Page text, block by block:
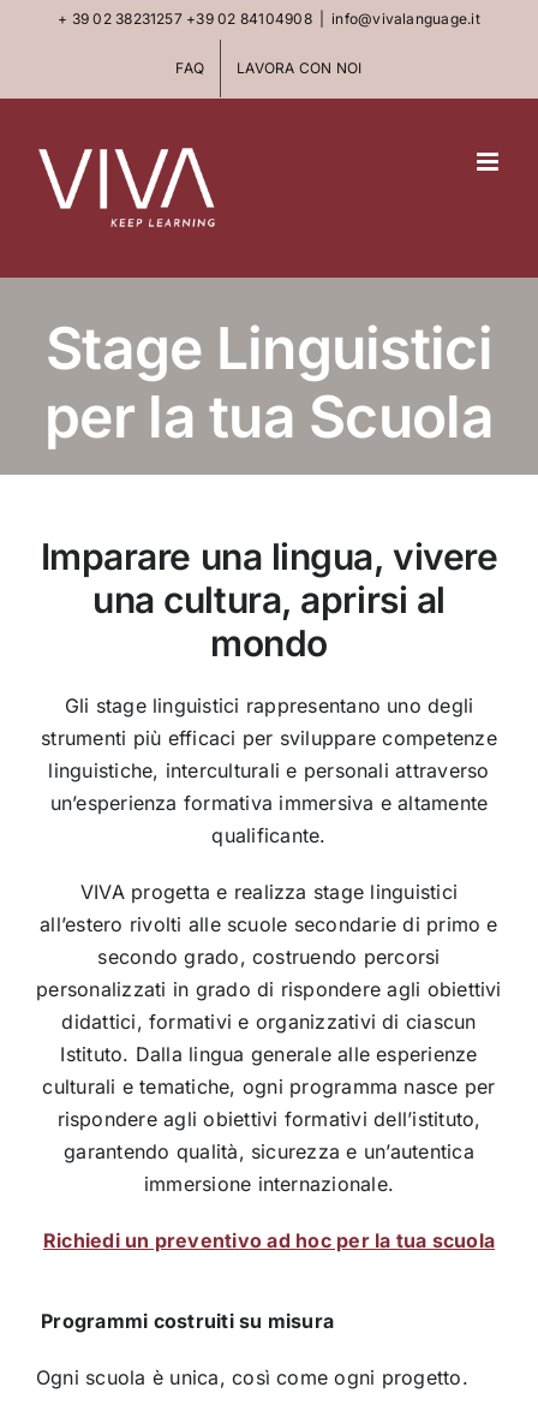
+ 39 02 38231257 +39 02 84104908 info@vivalanguage.it
FAQ LAVORA CON NOI
Stage Linguistici
per la tua Scuola
Imparare una lingua, vivere
una cultura, aprirsi al
mondo
Gli stage linguistici rappresentano uno degli
strumenti più efficaci per sviluppare competenze
linguistiche, interculturali e personali attraverso
un’esperienza formativa immersiva e altamente
qualificante.
VIVA progetta e realizza stage linguistici
all’estero rivolti alle scuole secondarie di primo e
secondo grado, costruendo percorsi
personalizzati in grado di rispondere agli obiettivi
didattici, formativi e organizzativi di ciascun
Istituto. Dalla lingua generale alle esperienze
culturali e tematiche, ogni programma nasce per
rispondere agli obiettivi formativi dell’istituto,
garantendo qualità, sicurezza e un’autentica
immersione internazionale.
Richiedi un preventivo ad hoc per la tua scuola
Programmi costruiti su misura
Ogni scuola è unica, così come ogni progetto.